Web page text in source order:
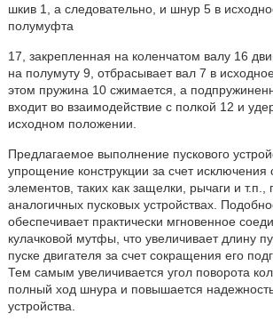
шкив 1, а следовательно, и шнур 5 в
полумуфта
17, закрепленная на коленчатом валу 16
на полумуту 9, отбрасывает вал 7 в
этом пружина 10 сжимается, а
входит во взаимодействие с полкой 12 и
исходном положении.
Предлагаемое выполнение пускового
упрощение конструкции за счет
элементов, таких как защелки, рычаги и
аналогичных пусковых устройствах.
обеспечивает практически мгновенное
кулачковой мутфы, что увеличивает длину
пуске двигателя за счет сокращения его
Тем самым увеличивается угол поворота
полный ход шнура и повышается надежность
устройства.